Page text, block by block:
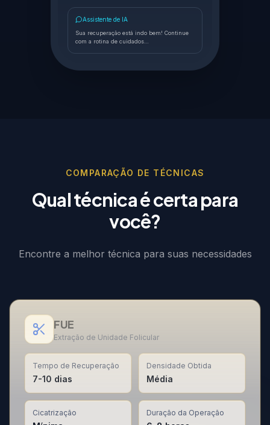
Assistente de IA
Sua recuperação está indo bem! Continue
com a rotina de cuidados…
COMPARAÇÃO DE TÉCNICAS
Qual técnica é certa para
você?
Encontre a melhor técnica para suas necessidades
FUE
Extração de Unidade Folicular
Tempo de Recuperação
7-10 dias
Densidade Obtida
Média
Cicatrização Duração da Operação